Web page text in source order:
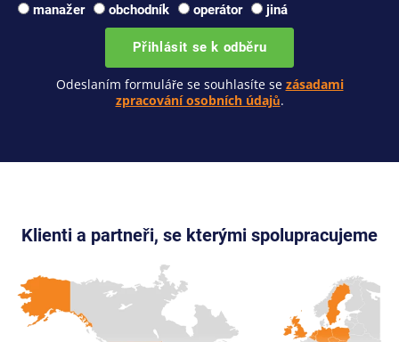
manažer
obchodník operátor jiná
Přihlásit se k odběru
Odeslaním formuláře se souhlasíte se zásadami
zpracování osobních údajů.
Klienti a partneři, se kterými spolupracujeme